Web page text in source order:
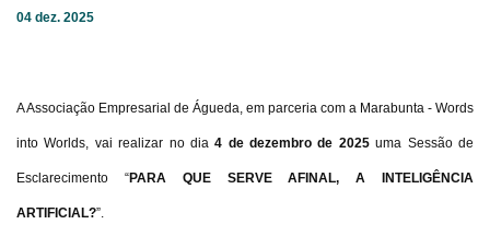
04 dez. 2025
A Associação Empresarial de Águeda, em parceria com a Marabunta - Words
into Worlds, vai realizar no dia4 de dezembro de 2025uma Sessão de
Esclarecimento “PARA QUE SERVE AFINAL, A INTELIGÊNCIA
ARTIFICIAL?”.